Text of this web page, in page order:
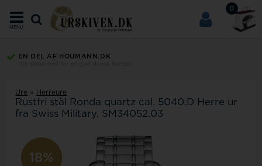
0
MENU
EN DEL AF HOUMANN.DK
Ure » Herreure
Rustfri stål Ronda quartz cal. 5040.D Herre ur
fra Swiss Military, SM34052.03
23%
18%